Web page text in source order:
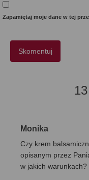
Zapamiętaj moje dane w tej
Monika
Czy krem
opisanym przez
w jakich warunkach?